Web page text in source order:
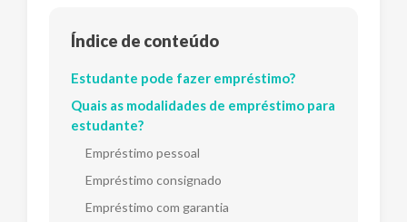
Índice de conteúdo
Estudante pode fazer empréstimo?
Quais as modalidades de empréstimo para
estudante?
Empréstimo pessoal
Empréstimo consignado
Empréstimo com garantia